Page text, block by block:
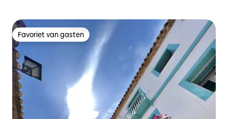
Favoriet van gasten
Favoriet van gasten